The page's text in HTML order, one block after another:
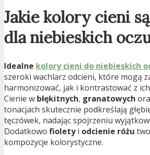
Jakie kolory cieni
dla niebieskich
Idealne kolory cieni do niebieskich
szeroki wachlarz odcieni, które mogą
harmonizować, jak i kontrastować z
Cienie w błękitnych, granatowych
tonacjach skutecznie podkreślają
tęczówek, nadając spojrzeniu
Dodatkowo fioletyi odcienie różu
kompozycje kolorystyczne.